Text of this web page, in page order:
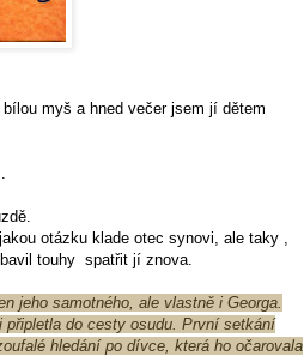
myš a hned večer jsem jí dětem
otázku klade otec synovi, ale taky ,
touhy spatřit jí znova.
jeho samotného, ale vlastně i Georga.
do cesty osudu. První setkání
hledání po dívce, která ho očarovala